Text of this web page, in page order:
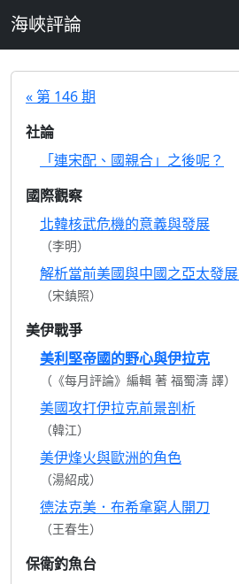
海峽評論
« 第 146 期
社論
「連宋配、國親合」之後呢？
國際觀察
北韓核武危機的意義與發展
（李明）
解析當前美國與中國之亞太發
（宋鎮照）
美伊戰爭
美利堅帝國的野心與伊拉克
（《每月評論》編輯 著 福蜀濤 譯）
美國攻打伊拉克前景剖析
（韓江）
美伊烽火與歐洲的角色
（湯紹成）
德法克美．布希拿窮人開刀
（王春生）
保衛釣魚台